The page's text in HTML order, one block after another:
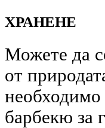
ХРАНЕНЕ
Можете да
от
необходимо
барбекю за